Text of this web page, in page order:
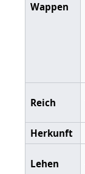
Wappen
Reich
Herkunft
Lehen